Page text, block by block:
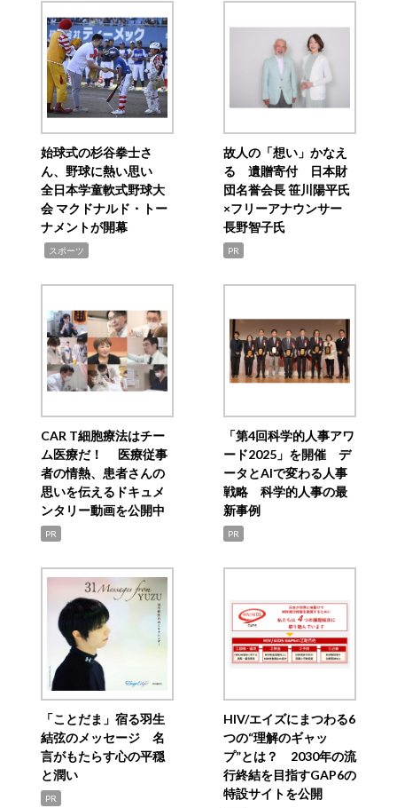
始球式の杉谷拳士さ
ん、野球に熱い思い
全日本学童軟式野球大
会 マクドナルド・トー
ナメントが開幕
スポーツ
故人の「想い」かなえ
る 遺贈寄付 日本財
団名誉会長 笹川陽平氏
×フリーアナウンサー
長野智子氏
PR
CAR T細胞療法はチー
ム医療だ！ 医療従事
者の情熱、患者さんの
思いを伝えるドキュメ
ンタリー動画を公開中
PR
「第4回科学的人事アワ
ード2025」を開催 デ
ータとAIで変わる人事
戦略 科学的人事の最
新事例
PR
「ことだま」宿る羽生
結弦のメッセージ 名
言がもたらす心の平穏
と潤い
PR
HIV/エイズにまつわる6
つの“理解のギャッ
プ”とは？ 2030年の流
行終結を目指すGAP6の
特設サイトを公開